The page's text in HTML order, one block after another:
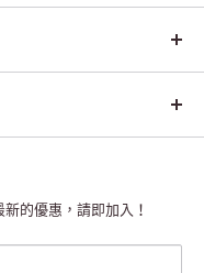
領先的「營養、健康、
掘食品的力量，提升
的優惠，請即加入！